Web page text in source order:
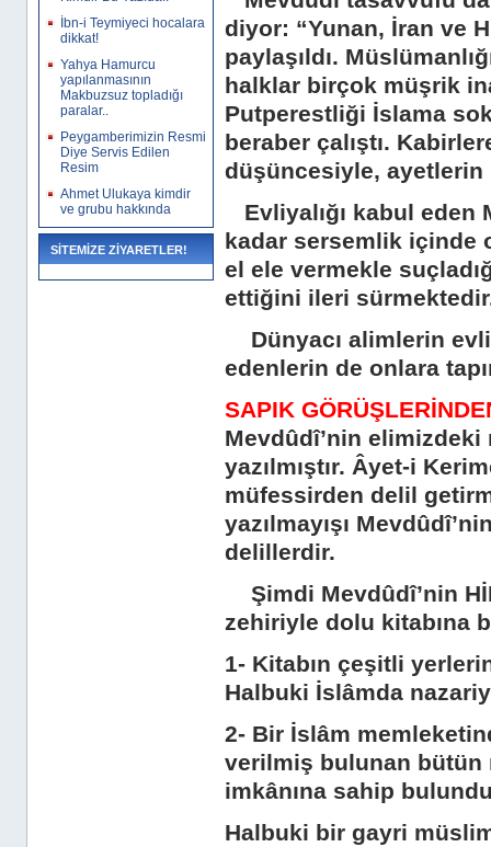
İbn-i Teymiyeci hocalara
dikkat!
Yahya Hamurcu
yapılanmasının
Makbuzsuz topladığı
paralar..
Peygamberimizin Resmi
Diye Servis Edilen
Resim
Ahmet Ulukaya kimdir
ve grubu hakkında
SİTEMİZE ZİYARETLER!
diyor: “Yunan, İran ve
paylaşıldı.
halklar birçok müşrik
Putperestliği İslama
beraber çalıştı.
düşüncesiyle, ayetlerin
Evliyalığı kabul eden
kadar sersemlik içinde
el ele vermekle
ettiğini ileri
Dünyacı alimlerin
edenlerin de onlara
SAPIK
Mevdûdî’nin
yazılmıştır. Âyet-i
müfessirden delil
yazılmayışı
delillerdir.
Şimdi Mevdûdî’nin
zehiriyle dolu kitabına
1- Kitabın çeşitli
Halbuki İslâmda
2- Bir İslâm
verilmiş bulunan bütün
imkânına sahip
Halbuki bir gayri